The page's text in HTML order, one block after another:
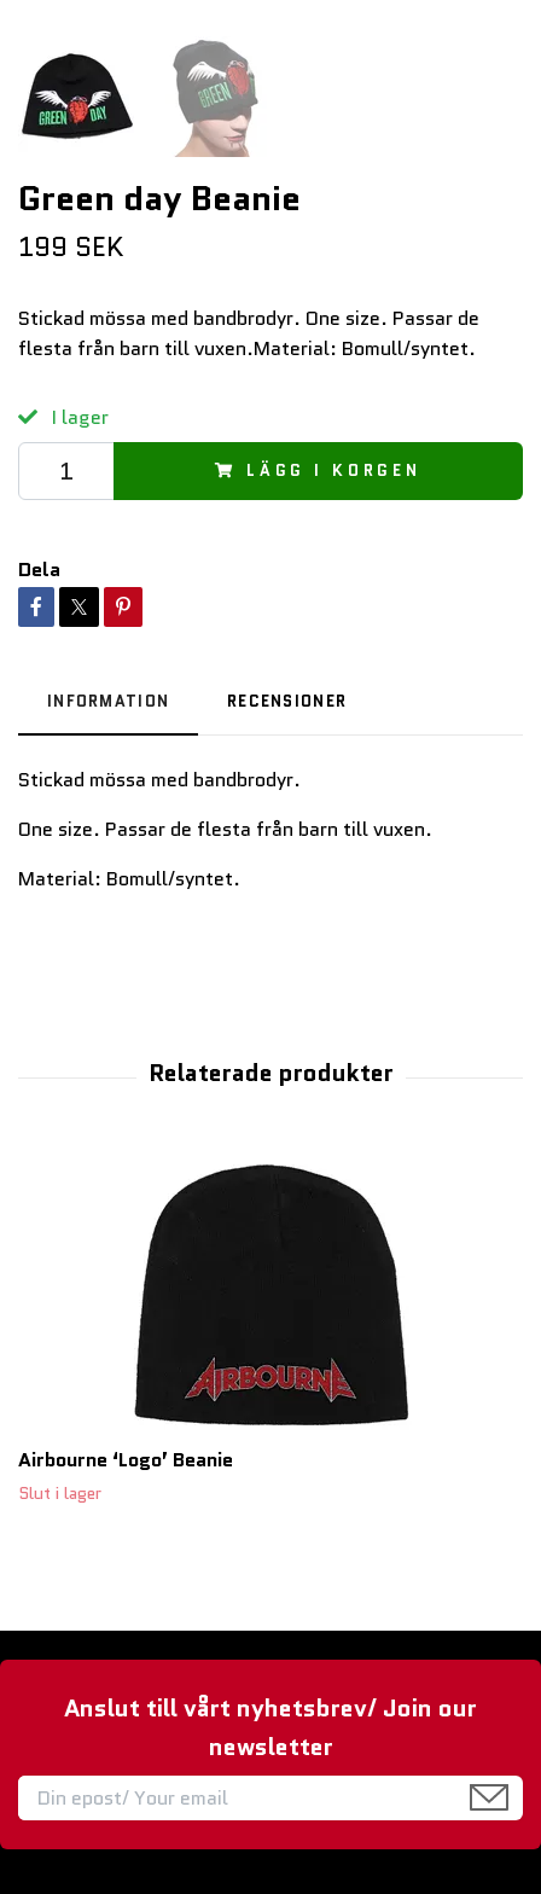
Green day Beanie
199 SEK
Stickad mössa med bandbrodyr. One size. Passar de
flesta från barn till vuxen.Material: Bomull/syntet.
I lager
LÄGG I KORGEN
Dela
INFORMATION RECENSIONER
Stickad mössa med bandbrodyr.
One size. Passar de flesta från barn till vuxen.
Material: Bomull/syntet.
Airbourne ‘Logo’ Beanie
Slut i lager
Anslut till vårt nyhetsbrev/ Join our
newsletter